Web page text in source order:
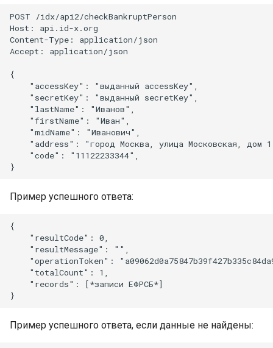
POST /idx/api2/checkBankruptPerson
Host: api.id-x.org
Content-Type: application/json
Accept: application/json
{
    "accessKey": "выданный accessKey",
    "secretKey": "выданный secretKey",
    "lastName": "Иванов",
    "firstName": "Иван",
    "midName": "Иванович",
"address": "город Москва, улица Московская, дом
    "code": "11122233344",
Пример успешного ответа:
{
    "resultCode": 0,
    "resultMessage": "",
"operationToken":
    "totalCount": 1,
    "records": [*записи ЕФРСБ*]
Пример успешного ответа, если данные не найдены: